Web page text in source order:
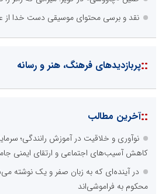
نقد و برسی محتوای موسیقی دست خدا از
::پربازدیدهای فرهنگ، هنر و رسانه
::آخرین مطالب
نوآوری و خلاقیت در آموزش رانندگی؛
کاهش آسیب‌های اجتماعی و ارتقای ایمنی
در آینده‌ای که به زبان صفر و یک نوشته
محکوم به فراموشی‌اند